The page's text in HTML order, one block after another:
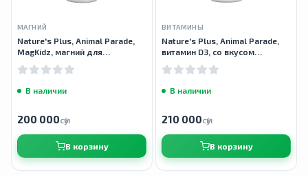
МАГНИЙ
Nature's Plus, Animal Parade,
MagKidz, магний для
детей,вишневый вкус, 90
таблеток
В наличии
200 000сӯм
В корзину
ВИТАМИНЫ
Nature's Plus, Animal Parade,
витамин D3, со вкусом
черешни, 500 МЕ, 90 таблеток
В наличии
210 000сӯм
В корзину